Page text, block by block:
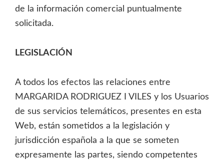
de la información comercial puntualmente
solicitada.
LEGISLACIÓN
A todos los efectos las relaciones entre
MARGARIDA RODRIGUEZ I VILES y los Usuarios
de sus servicios telemáticos, presentes en esta
Web, están sometidos a la legislación y
jurisdicción española a la que se someten
expresamente las partes, siendo competentes